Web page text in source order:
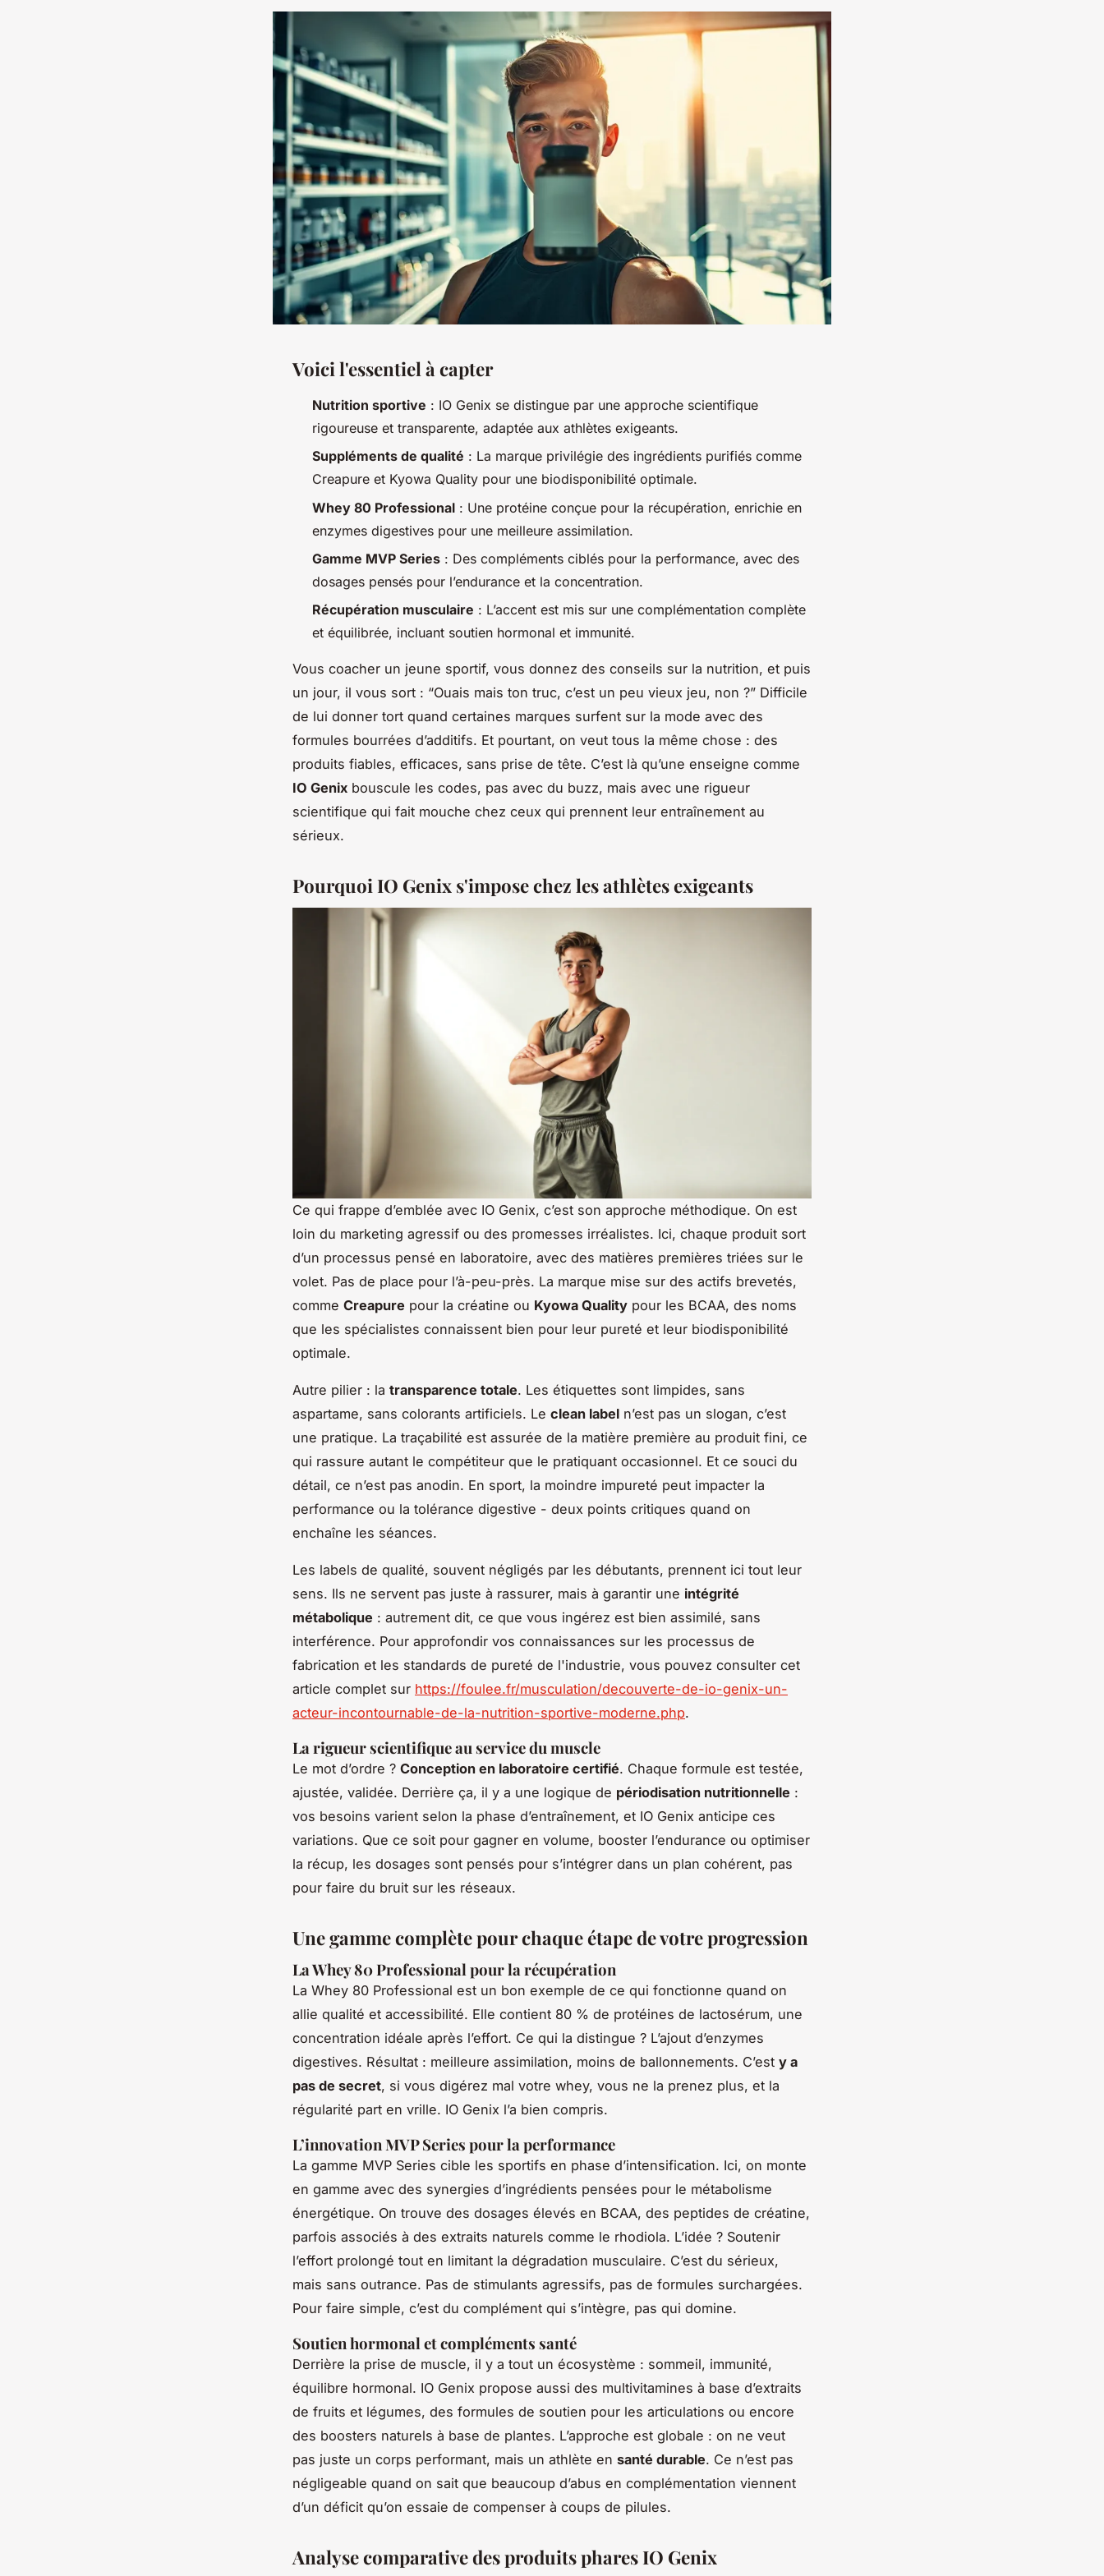
Voici l'essentiel à capter
Nutrition sportive : IO Genix se distingue par une approche scientifique
rigoureuse et transparente, adaptée aux athlètes exigeants.
Suppléments de qualité : La marque privilégie des ingrédients purifiés comme
Creapure et Kyowa Quality pour une biodisponibilité optimale.
Whey 80 Professional : Une protéine conçue pour la récupération, enrichie en
enzymes digestives pour une meilleure assimilation.
Gamme MVP Series : Des compléments ciblés pour la performance, avec des
dosages pensés pour l’endurance et la concentration.
Récupération musculaire : L’accent est mis sur une complémentation complète
et équilibrée, incluant soutien hormonal et immunité.
Vous coacher un jeune sportif, vous donnez des conseils sur la nutrition, et puis
un jour, il vous sort : “Ouais mais ton truc, c’est un peu vieux jeu, non ?” Difficile
de lui donner tort quand certaines marques surfent sur la mode avec des
formules bourrées d’additifs. Et pourtant, on veut tous la même chose : des
produits fiables, efficaces, sans prise de tête. C’est là qu’une enseigne comme
IO Genix bouscule les codes, pas avec du buzz, mais avec une rigueur
scientifique qui fait mouche chez ceux qui prennent leur entraînement au
sérieux.
Pourquoi IO Genix s'impose chez les athlètes exigeants
Ce qui frappe d’emblée avec IO Genix, c’est son approche méthodique. On est
loin du marketing agressif ou des promesses irréalistes. Ici, chaque produit sort
d’un processus pensé en laboratoire, avec des matières premières triées sur le
volet. Pas de place pour l’à-peu-près. La marque mise sur des actifs brevetés,
comme Creapure pour la créatine ou Kyowa Quality pour les BCAA, des noms
que les spécialistes connaissent bien pour leur pureté et leur biodisponibilité
optimale.
Autre pilier : la transparence totale. Les étiquettes sont limpides, sans
aspartame, sans colorants artificiels. Le clean label n’est pas un slogan, c’est
une pratique. La traçabilité est assurée de la matière première au produit fini, ce
qui rassure autant le compétiteur que le pratiquant occasionnel. Et ce souci du
détail, ce n’est pas anodin. En sport, la moindre impureté peut impacter la
performance ou la tolérance digestive - deux points critiques quand on
enchaîne les séances.
Les labels de qualité, souvent négligés par les débutants, prennent ici tout leur
sens. Ils ne servent pas juste à rassurer, mais à garantir une intégrité
métabolique : autrement dit, ce que vous ingérez est bien assimilé, sans
interférence. Pour approfondir vos connaissances sur les processus de
fabrication et les standards de pureté de l'industrie, vous pouvez consulter cet
article complet sur https://foulee.fr/musculation/decouverte-de-io-genix-un-
acteur-incontournable-de-la-nutrition-sportive-moderne.php.
La rigueur scientifique au service du muscle
Le mot d’ordre ? Conception en laboratoire certifié. Chaque formule est testée,
ajustée, validée. Derrière ça, il y a une logique de périodisation nutritionnelle :
vos besoins varient selon la phase d’entraînement, et IO Genix anticipe ces
variations. Que ce soit pour gagner en volume, booster l’endurance ou optimiser
la récup, les dosages sont pensés pour s’intégrer dans un plan cohérent, pas
pour faire du bruit sur les réseaux.
Une gamme complète pour chaque étape de votre progression
La Whey 80 Professional pour la récupération
La Whey 80 Professional est un bon exemple de ce qui fonctionne quand on
allie qualité et accessibilité. Elle contient 80 % de protéines de lactosérum, une
concentration idéale après l’effort. Ce qui la distingue ? L’ajout d’enzymes
digestives. Résultat : meilleure assimilation, moins de ballonnements. C’est y a
pas de secret, si vous digérez mal votre whey, vous ne la prenez plus, et la
régularité part en vrille. IO Genix l’a bien compris.
L’innovation MVP Series pour la performance
La gamme MVP Series cible les sportifs en phase d’intensification. Ici, on monte
en gamme avec des synergies d’ingrédients pensées pour le métabolisme
énergétique. On trouve des dosages élevés en BCAA, des peptides de créatine,
parfois associés à des extraits naturels comme le rhodiola. L’idée ? Soutenir
l’effort prolongé tout en limitant la dégradation musculaire. C’est du sérieux,
mais sans outrance. Pas de stimulants agressifs, pas de formules surchargées.
Pour faire simple, c’est du complément qui s’intègre, pas qui domine.
Soutien hormonal et compléments santé
Derrière la prise de muscle, il y a tout un écosystème : sommeil, immunité,
équilibre hormonal. IO Genix propose aussi des multivitamines à base d’extraits
de fruits et légumes, des formules de soutien pour les articulations ou encore
des boosters naturels à base de plantes. L’approche est globale : on ne veut
pas juste un corps performant, mais un athlète en santé durable. Ce n’est pas
négligeable quand on sait que beaucoup d’abus en complémentation viennent
d’un déficit qu’on essaie de compenser à coups de pilules.
Analyse comparative des produits phares IO Genix